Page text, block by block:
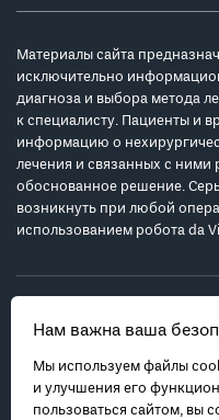
Нам важна ваша
Мы используем файлы
и улучшения его
пользоваться сайтом, вы
Материалы сайта
исключительно
диагноза и выбора метода
к специалисту. Пациенты и
информацию о
лечения и связанных с ними
обоснованное решение.
возникнуть при любой
использованием робота da
Политика обработки
Соглашение с пользователем